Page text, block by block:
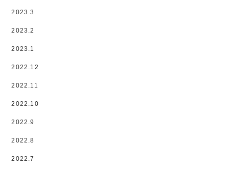
2023.3
2023.2
2023.1
2022.12
2022.11
2022.10
2022.9
2022.8
2022.7